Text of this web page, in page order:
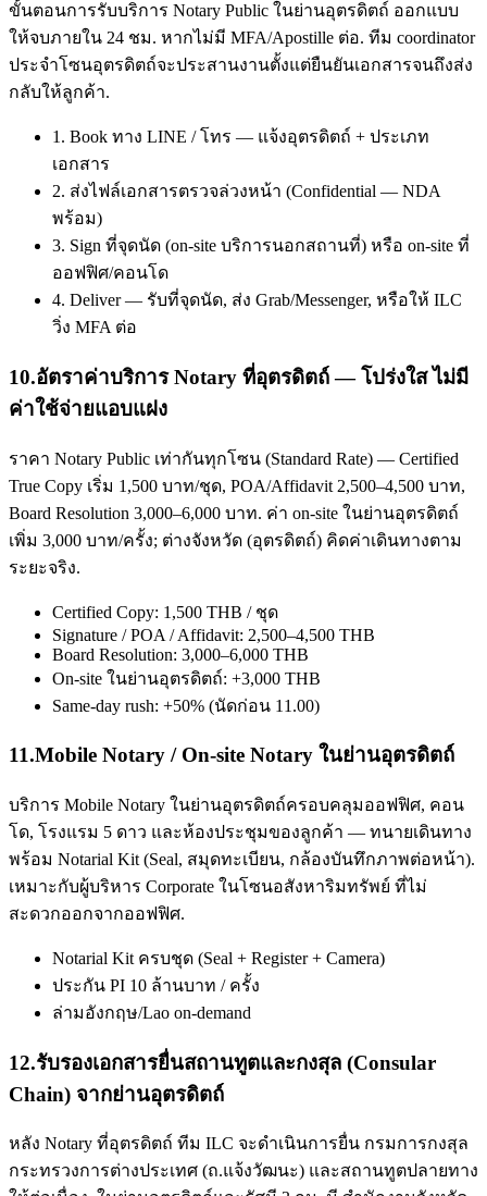
ขั้นตอนการรับบริการ Notary Public ในย่านอุตรดิตถ์ ออกแบบ
ให้จบภายใน 24 ชม. หากไม่มี MFA/Apostille ต่อ. ทีม coordinator
ประจำโซนอุตรดิตถ์จะประสานงานตั้งแต่ยืนยันเอกสารจนถึงส่ง
กลับให้ลูกค้า.
1. Book ทาง LINE / โทร — แจ้งอุตรดิตถ์ + ประเภท
เอกสาร
2. ส่งไฟล์เอกสารตรวจล่วงหน้า (Confidential — NDA
พร้อม)
3. Sign ที่จุดนัด (on-site บริการนอกสถานที่) หรือ on-site ที่
ออฟฟิศ/คอนโด
4. Deliver — รับที่จุดนัด, ส่ง Grab/Messenger, หรือให้ ILC
วิ่ง MFA ต่อ
10.อัตราค่าบริการ Notary ที่อุตรดิตถ์ — โปร่งใส ไม่มี
ค่าใช้จ่ายแอบแฝง
ราคา Notary Public เท่ากันทุกโซน (Standard Rate) — Certified
True Copy เริ่ม 1,500 บาท/ชุด, POA/Affidavit 2,500–4,500 บาท,
Board Resolution 3,000–6,000 บาท. ค่า on-site ในย่านอุตรดิตถ์
เพิ่ม 3,000 บาท/ครั้ง; ต่างจังหวัด (อุตรดิตถ์) คิดค่าเดินทางตาม
ระยะจริง.
Certified Copy: 1,500 THB / ชุด
Signature / POA / Affidavit: 2,500–4,500 THB
Board Resolution: 3,000–6,000 THB
On-site ในย่านอุตรดิตถ์: +3,000 THB
Same-day rush: +50% (นัดก่อน 11.00)
11.Mobile Notary / On-site Notary ในย่านอุตรดิตถ์
บริการ Mobile Notary ในย่านอุตรดิตถ์ครอบคลุมออฟฟิศ, คอน
โด, โรงแรม 5 ดาว และห้องประชุมของลูกค้า — ทนายเดินทาง
พร้อม Notarial Kit (Seal, สมุดทะเบียน, กล้องบันทึกภาพต่อหน้า).
เหมาะกับผู้บริหาร Corporate ในโซนอสังหาริมทรัพย์ ที่ไม่
สะดวกออกจากออฟฟิศ.
Notarial Kit ครบชุด (Seal + Register + Camera)
ประกัน PI 10 ล้านบาท / ครั้ง
ล่ามอังกฤษ/Lao on-demand
12.รับรองเอกสารยื่นสถานทูตและกงสุล (Consular
Chain) จากย่านอุตรดิตถ์
หลัง Notary ที่อุตรดิตถ์ ทีม ILC จะดำเนินการยื่น กรมการกงสุล
กระทรวงการต่างประเทศ (ถ.แจ้งวัฒนะ) และสถานทูตปลายทาง